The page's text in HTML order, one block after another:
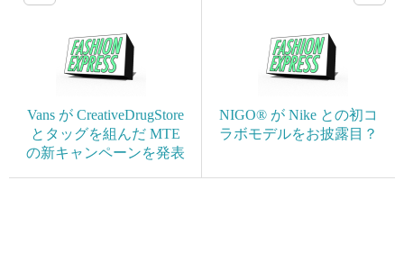
Vans が CreativeDrugStore
とタッグを組んだ MTE
の新キャンペーンを発表
NIGO® が Nike との初コ
ラボモデルをお披露目？